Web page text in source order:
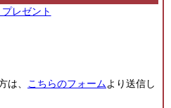
レゼント
は、 こちらのフォームより送信し